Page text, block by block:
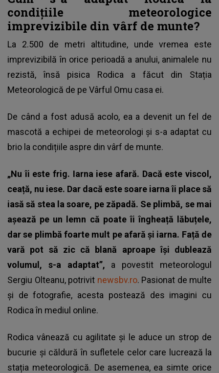
condițiile meteorologice
imprevizibile din vârf de munte?
La 2.500 de metri altitudine, unde vremea este
imprevizibilă în orice perioadă a anului, animalele nu
rezistă, însă pisica Rodica a făcut din Stația
Meteorologică de pe Vârful Omu casa ei.
De când a fost adusă acolo, ea a devenit un fel de
mascotă a echipei de meteorologi și s-a adaptat cu
brio la condițiile aspre din vârf de munte.
„Nu îi este frig. Iarna iese afară. Dacă este viscol,
ceață, nu iese. Dar dacă este soare iarna îi place să
iasă să stea la soare, pe zăpadă. Se plimbă, se mai
așează pe un lemn că poate îi îngheață lăbuțele,
dar se plimbă foarte mult pe afară și iarna. Față de
vară pot să zic că blană aproape își dublează
volumul, s-a adaptat”, a povestit meteorologul
Sergiu Olteanu, potrivit newsbv.ro. Pasionat de multe
și de fotografie, acesta postează des imagini cu
Rodica în mediul online.
Rodica vânează cu agilitate și le aduce un strop de
bucurie și căldură în sufletele celor care lucrează la
stația meteorologică. De asemenea, ea simte orice